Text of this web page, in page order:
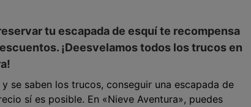
tu escapada de esquí te recompensa
¡Deesvelamos todos los trucos en
se saben los trucos, conseguir una escapada de
sí es posible. En «Nieve Aventura», puedes